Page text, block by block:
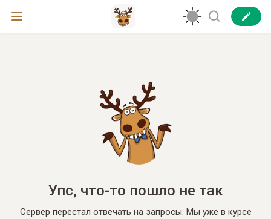
Упс, что-то пошло не так
Сервер перестал отвечать на запросы. Мы уже в курсе